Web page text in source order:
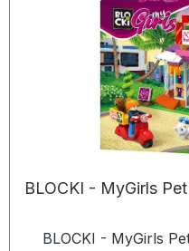
BLOCKI - MyGirls
BLOCKI -